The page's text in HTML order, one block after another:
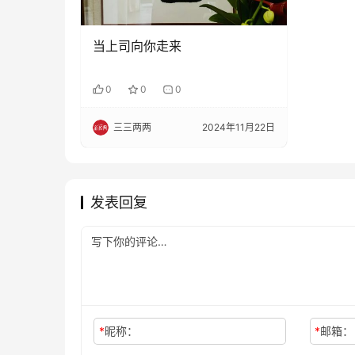
当上司向你走来
0 0 0
三三两两 2024年11月22日
发表回复
*昵称： *邮箱：